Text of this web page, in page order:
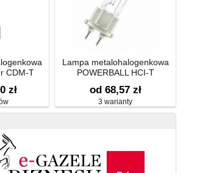
CDM-T
zł
Lampa metalohalogenkowa
POWERBALL HCI-T
od 68,57 zł
3 warianty